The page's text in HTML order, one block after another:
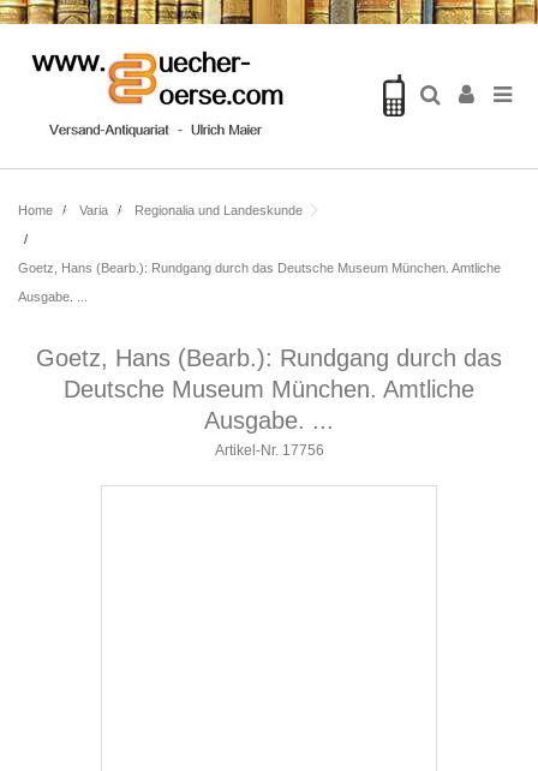
Home Varia Regionalia und Landeskunde
Goetz, Hans (Bearb.): Rundgang durch das Deutsche Museum München. Amtliche
Ausgabe. ...
Goetz, Hans (Bearb.): Rundgang durch das
Deutsche Museum München. Amtliche
Ausgabe. ...
Artikel-Nr. 17756